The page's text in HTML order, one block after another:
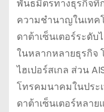
พันธมิตรทางธุรกิจที่
ความชำนาญในเท
ดาต้าเซ็นเตอร์ระดั
ในหลากหลายธุรกิจ
ไฮเปอร์สเกล ส่วน
โทรคมนาคมในประ
ดาต้าเซ็นเตอร์หลา